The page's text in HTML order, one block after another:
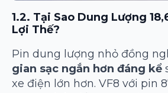
1.2. Tại Sao Dung Lượng
Lợi Thế?
Pin dung lượng nhỏ đồng
gian sạc ngắn hơn đáng kể
xe điện lớn hơn. VF8 với pin